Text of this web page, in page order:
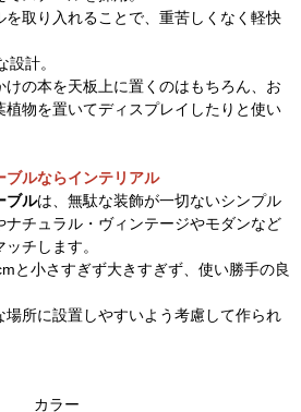
を取り入れることで、重苦しくなく軽快
計。
けの本を天板上に置くのはもちろん、お
物を置いてディスプレイしたりと使い
ブルならインテリアル
ブルは、無駄な装飾が一切ないシンプル
ナチュラル・ヴィンテージやモダンなど
チします。
と小さすぎず大きすぎず、使い勝手の良
場所に設置しやすいよう考慮して作られ
カラー